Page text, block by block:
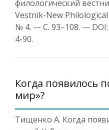
филологический
Vestnik-New
№ 4. — С. 93–108. — DOI:
4-90.
Когда появилось
мир»?
Тищенко А. Когда